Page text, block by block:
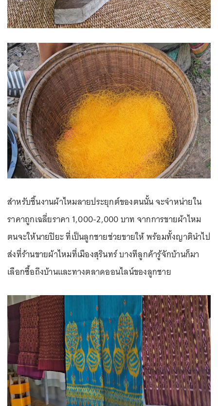
สำหรับชิ้นงานผ้าไหมลายประยุกต์ของตนนั้น จะจำหน่ายใน
ราคาถูกเฉลี่ยราคา 1,000-2,000 บาท จากการขายผ้าไหม
ตนจะให้นายปิยะ ที่เป็นลูกชายช่วยขายให้ พร้อมทั้งญาตินำไป
ส่งที่ร้านขายผ้าไหมที่เมืองสุรินทร์ บางทีลูกค้ารู้จักบ้านก็มา
เลือกซื้อถึงบ้านและทางตลาดออนไลน์ของลูกชาย